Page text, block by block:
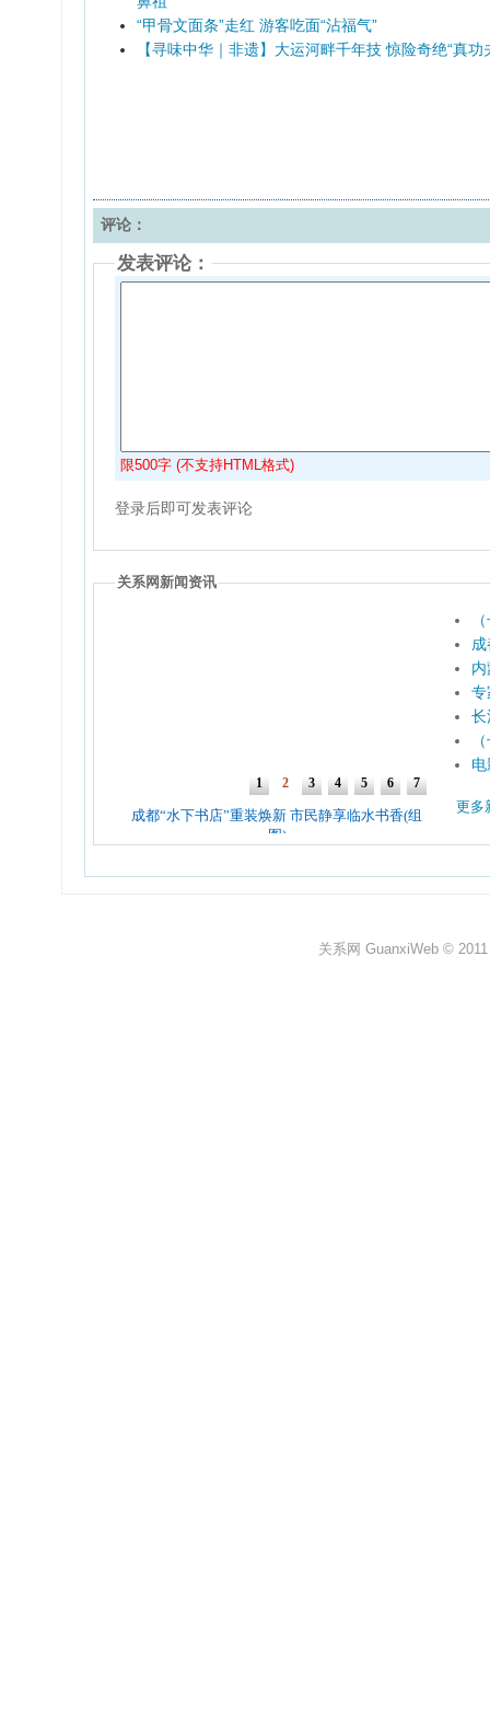
“甲骨文面条”走红 游客吃面“沾福气”
【寻味中华｜非遗】大运河畔千年技 惊险奇绝“真功
评论：
发表评论：
限500字 (不支持HTML格式)
登录后即可发表评论
关系网新闻资讯
专
长
更多
关系网 GuanxiWeb ©